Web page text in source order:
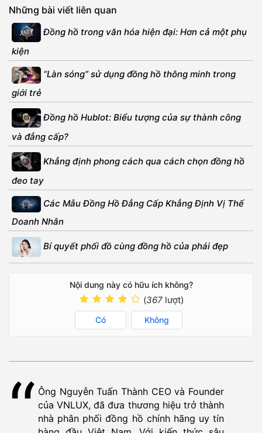
Những bài viết liên quan
Đồng hồ trong văn hóa hiện đại: Hơn cả một phụ
kiện
“Làn sóng” sử dụng đồng hồ thông minh trong
giới trẻ
Đồng hồ Hublot: Biểu tượng của sự thành công
và đẳng cấp?
Khẳng định phong cách qua cách chọn đồng hồ
đeo tay
Các Mẫu Đồng Hồ Đẳng Cấp Khẳng Định Vị Thế
Doanh Nhân
Bí quyết phối đồ cùng đồng hồ của phái đẹp
Nội dung này có hữu ích không?
(367lượt)
Có Không
Ông Nguyễn Tuấn Thành CEO và Founder
của VNLUX, đã đưa thương hiệu trở thành
nhà phân phối đồng hồ chính hãng uy tín